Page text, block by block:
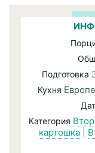
Подготовка
Кухня
Категория
картошка|